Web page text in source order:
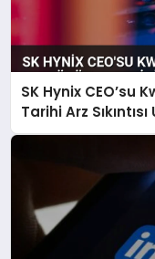
SK Hynix CEO’su
Tarihi Arz Sıkıntısı